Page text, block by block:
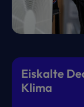
Eiskalte
Klima